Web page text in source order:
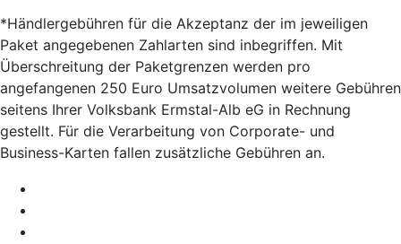
*Händlergebühren für die Akzeptanz der im jeweiligen
Paket angegebenen Zahlarten sind inbegriffen. Mit
Überschreitung der Paketgrenzen werden pro
angefangenen 250 Euro Umsatzvolumen weitere Gebühren
seitens Ihrer Volksbank Ermstal-Alb eG in Rechnung
gestellt. Für die Verarbeitung von Corporate- und
Business-Karten fallen zusätzliche Gebühren an.